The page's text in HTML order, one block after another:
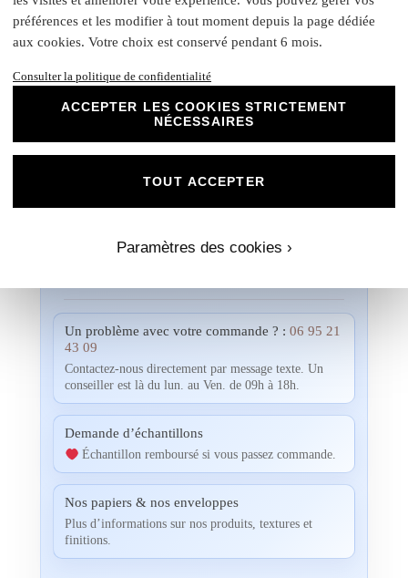
accompagner dans la réalisation de vos
visualiser un aperçu avec vos propres photos, textes et
couleurs, un créateur vous contactera. Ensemble, vous
pourrez discuter des dimensions, de la disposition, des
couleurs et de toute autre modification que vous souhaitez
apporte. Nous n'imprimerons rien sans votre validation
Un problème avec votre commande ? : 06 95 21
43 09
Contactez-nous directement par message texte. Un
conseiller est là du lun. au Ven. de 09h à 18h.
Demande d’échantillons
Échantillon remboursé si vous passez commande.
Nos papiers & nos enveloppes
Plus d’informations sur nos produits, textures et
finitions.
préférences et les modifier à tout moment depuis la page dédiée
aux cookies. Votre choix est conservé pendant 6 mois.
Consulter la politique de confidentialité
ACCEPTER LES COOKIES STRICTEMENT
NÉCESSAIRES
Paramètres des cookies ›
TOUT ACCEPTER